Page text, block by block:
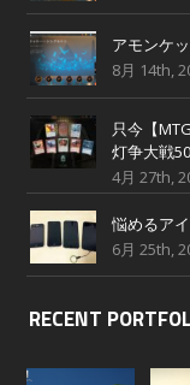
アモンケ
8月 14th,
只今【
灯争大戦
4月 27th,
悩めるア
6月 25th,
RECENT